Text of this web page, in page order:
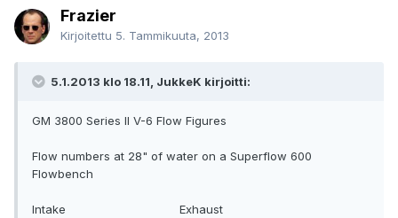
Frazier
Kirjoitettu 5. Tammikuuta, 2013
5.1.2013 klo 18.11, JukkeK kirjoitti:
GM 3800 Series II V-6 Flow Figures
Flow numbers at 28" of water on a Superflow 600
Flowbench
Intake Exhaust